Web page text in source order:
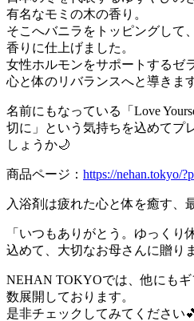
有名なモミの木の香り。
そこへバニラをトッピングして
香りに仕上げました。
女性ホルモンをサポートするゼ
心と体のリバランスへと導きます
名前にもなっている「Love
切に」という気持ちを込めてプ
しょうか🌙
商品ページ： https://nehan.tokyo/
入浴剤は疲れた心と体を癒す、
「いつもありがとう。ゆっく
込めて、大切なお母さんに贈り
NEHAN TOKYOでは、他にも
数展開しております。
是非チェックしてみてください